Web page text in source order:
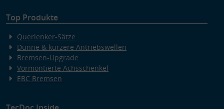
Top Produkte
Querlenker-Sätze
Dünne & kürzere Antriebswellen
Bremsen-Upgrade
Vormontierte Achsschenkel
EBC Bremsen